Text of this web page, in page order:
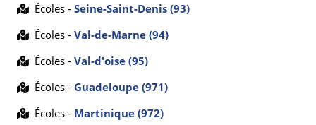
Écoles - Seine-Saint-Denis (93)
Écoles - Val-de-Marne (94)
Écoles - Val-d'oise (95)
Écoles - Guadeloupe (971)
Écoles - Martinique (972)